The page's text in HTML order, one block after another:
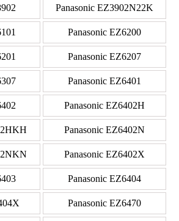
Panasonic EZ3902N22K
Panasonic EZ6200
Panasonic EZ6207
Panasonic EZ6401
Panasonic EZ6402H
Panasonic EZ6402N
Panasonic EZ6402X
Panasonic EZ6404
Panasonic EZ6470